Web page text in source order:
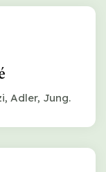
Adler, Jung.